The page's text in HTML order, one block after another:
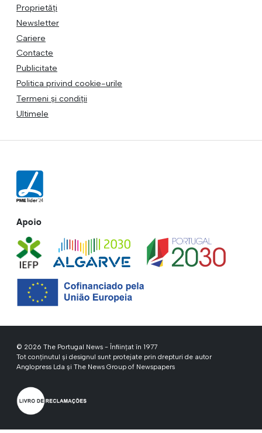
Proprietăți
Newsletter
Cariere
Contacte
Publicitate
Politica privind cookie-urile
Termeni și condiții
Ultimele
Apoio
© 2026 The Portugal News - Înființat în 1977
Tot conținutul și designul sunt protejate prin drepturi de autor
Anglopress Lda și The News Group of Newspapers